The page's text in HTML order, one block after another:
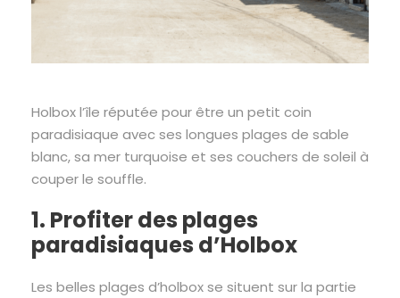
Holbox l’île réputée pour être un petit coin
paradisiaque avec ses longues plages de sable
blanc, sa mer turquoise et ses couchers de soleil à
couper le souffle.
1. Profiter des plages
paradisiaques d’Holbox
Les belles plages d’holbox se situent sur la partie